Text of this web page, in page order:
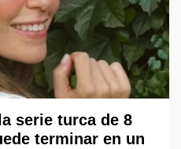
serie turca de 8
terminar en un